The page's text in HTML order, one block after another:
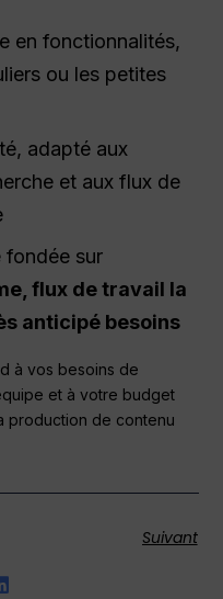
en fonctionnalités,
ou les petites
adapté aux
et aux flux de
fondée sur
flux de travail la
anticipé besoins
à vos besoins de
et à votre budget
production de contenu
Suivant